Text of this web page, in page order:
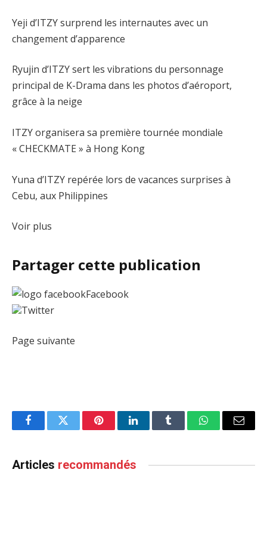
Yeji d’ITZY surprend les internautes avec un
changement d’apparence
Ryujin d’ITZY sert les vibrations du personnage
principal de K-Drama dans les photos d’aéroport,
grâce à la neige
ITZY organisera sa première tournée mondiale
« CHECKMATE » à Hong Kong
Yuna d’ITZY repérée lors de vacances surprises à
Cebu, aux Philippines
Voir plus
Partager cette publication
Facebook
Twitter
Page suivante
FacebookTwitter PinterestLinkedInTumblr WhatsAppEmail
Articles recommandés